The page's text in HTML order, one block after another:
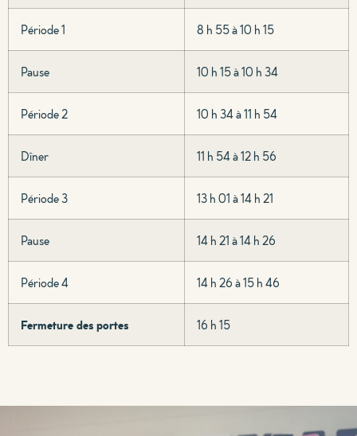
Période 1 8 h 55 à 10 h 15
Pause 10 h 15 à 10 h 34
Période 2 10 h 34 à 11 h 54
Dîner 11 h 54 à 12 h 56
Période 3 13 h 01 à 14 h 21
Pause 14 h 21 à 14 h 26
Période 4 14 h 26 à 15 h 46
Fermeture des portes 16 h 15